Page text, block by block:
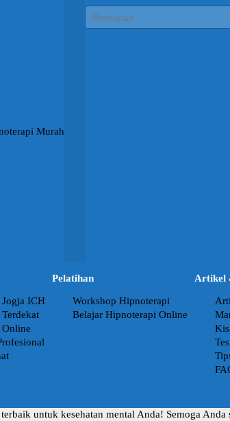
ICH
Pelatihan
Workshop Hipnoterapi
Belajar Hipnoterapi Online
Artikel
untuk kesehatan mental Anda! Semoga